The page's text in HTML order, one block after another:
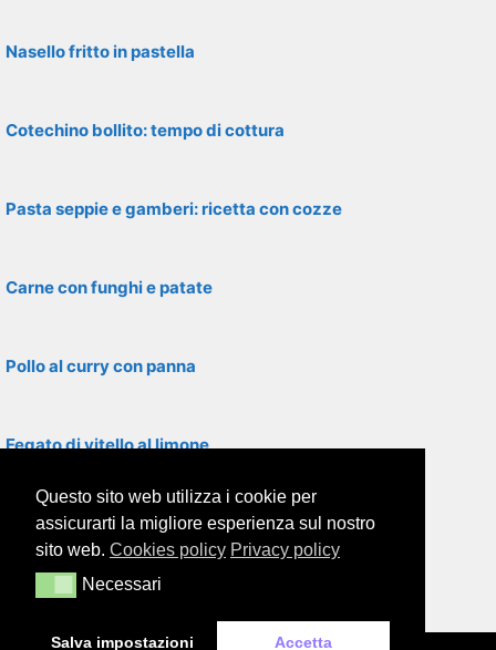
Nasello fritto in pastella
Cotechino bollito: tempo di cottura
Pasta seppie e gamberi: ricetta con cozze
Carne con funghi e patate
Pollo al curry con panna
Fegato di vitello al limone
Filetti di rombo con asparagi
Filetti di platessa in padella
Questo sito web utilizza i cookie per
assicurarti la migliore esperienza sul nostro
sito web. Cookies policy Privacy policy
NecessariNecessari
Salva impostazioni Accetta